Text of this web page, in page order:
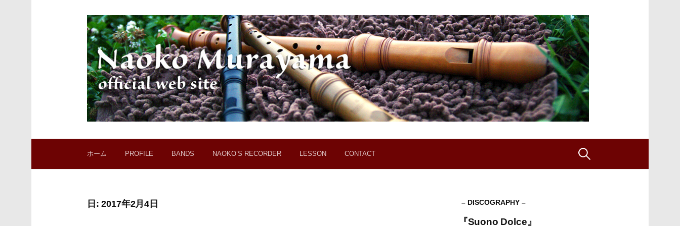
ホーム PROFILE BANDS NAOKO’S RECORDER LESSON CONTACT 検
日:2017年2月4日 – DISCOGRAPHY –
『Suono Dolce』